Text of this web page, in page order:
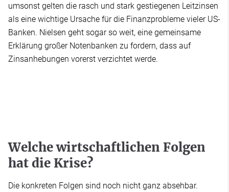
umsonst gelten die rasch und stark gestiegenen Leitzinsen
als eine wichtige Ursache für die Finanzprobleme vieler US-
Banken. Nielsen geht sogar so weit, eine gemeinsame
Erklärung großer Notenbanken zu fordern, dass auf
Zinsanhebungen vorerst verzichtet werde.
Welche wirtschaftlichen Folgen
hat die Krise?
Die konkreten Folgen sind noch nicht ganz absehbar.